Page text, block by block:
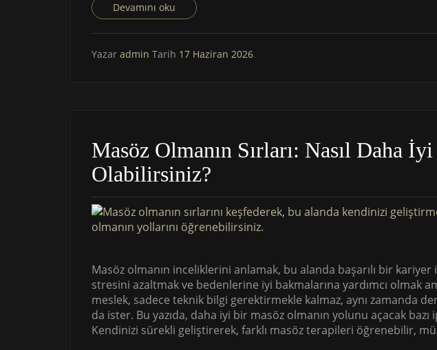
Devamını oku
Yazar admin Tarih 17 Haziran 2026
Masöz Olmanın Sırları: Nasıl Daha
Olabilirsiniz?
Masöz olmanın inceliklerini anlamak, bu alanda başarılı bir
stresini azaltmak ve bedenlerine iyi bakmalarına yardımcı olmak
meslek, sadece teknik bilgi gerektirmekle kalmaz, aynı zamanda
da ister. Bu yazıda, daha iyi bir masöz olmanın yolunu açacak bazı
Kendinizi sürekli geliştirerek, farklı masöz terapileri öğrenebilir,